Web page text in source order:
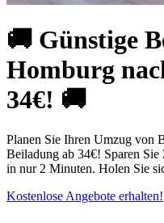
🚚 Günstige
Homburg
34€! 🚚
Planen Sie Ihren Umzug von
Beiladung ab 34€! Sparen
in nur 2 Minuten. Holen Sie
Kostenlose Angebote erhalten!